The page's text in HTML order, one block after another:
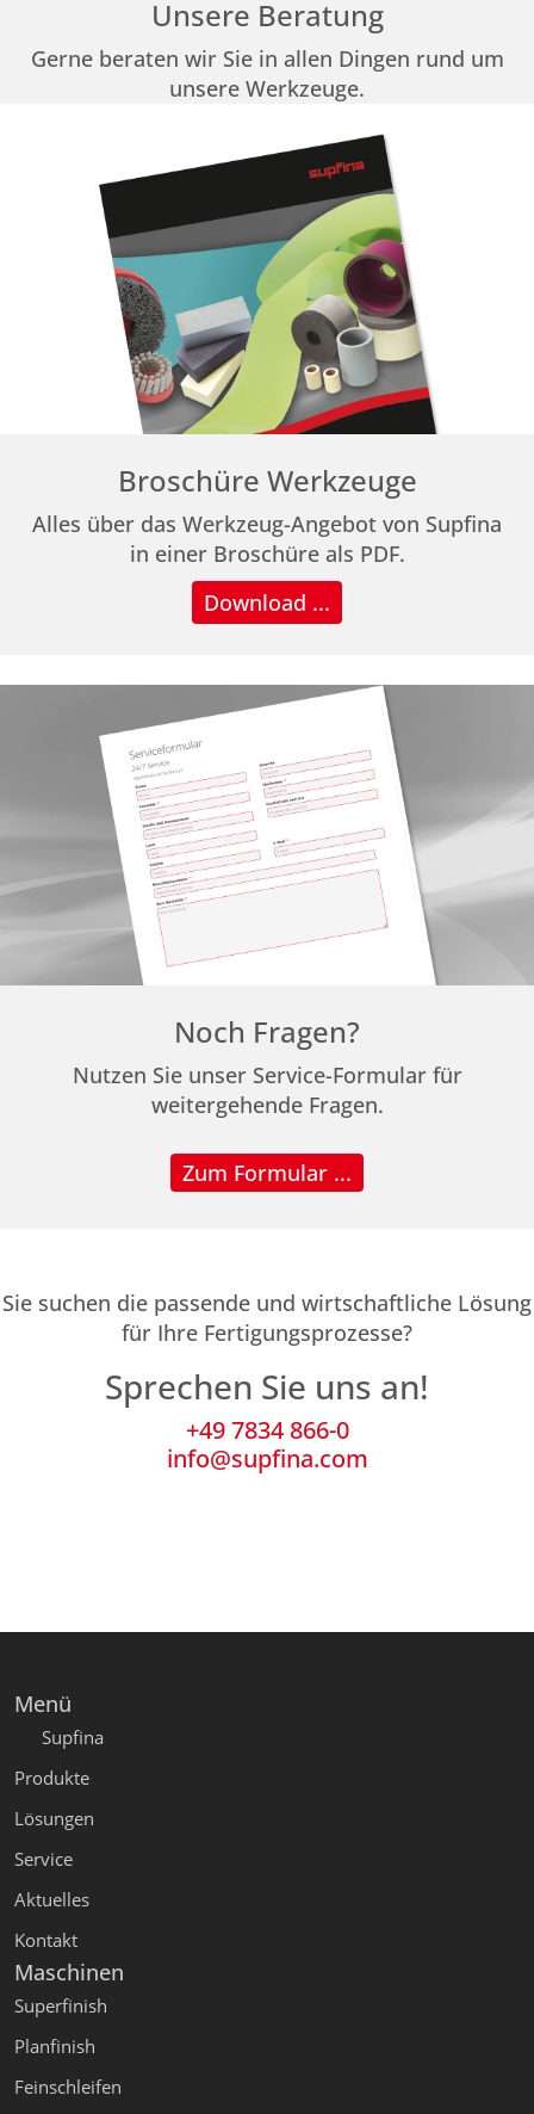
Unsere Beratung
Gerne beraten wir Sie in allen Dingen rund um
unsere Werkzeuge.
Broschüre Werkzeuge
Alles über das Werkzeug-Angebot von Supfina
in einer Broschüre als PDF.
Download ...
Noch Fragen?
Nutzen Sie unser Service-Formular für
weitergehende Fragen.
Zum Formular ...
Sie suchen die passende und wirtschaftliche Lösung
für Ihre Fertigungsprozesse?
Sprechen Sie uns an!
+49 7834 866-0
info@supfina.com
Menü
Supfina
Produkte
Lösungen
Service
Aktuelles
Kontakt
Maschinen
Superfinish
Planfinish
Feinschleifen